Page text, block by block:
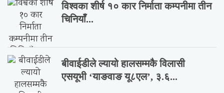
विश्वका शीर्ष १० कार निर्माता कम्पनीमा तीन
चिनियाँ...
बीवाईडीले ल्यायो हालसम्मकै विलासी
एसयूभी ‘याङवाङ यू८एल’, ३.६...